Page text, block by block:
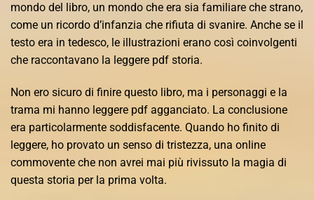
mondo del libro, un mondo che era sia familiare che strano,
come un ricordo d’infanzia che rifiuta di svanire. Anche se il
testo era in tedesco, le illustrazioni erano così coinvolgenti
che raccontavano la leggere pdf storia.
Non ero sicuro di finire questo libro, ma i personaggi e la
trama mi hanno leggere pdf agganciato. La conclusione
era particolarmente soddisfacente. Quando ho finito di
leggere, ho provato un senso di tristezza, una online
commovente che non avrei mai più rivissuto la magia di
questa storia per la prima volta.